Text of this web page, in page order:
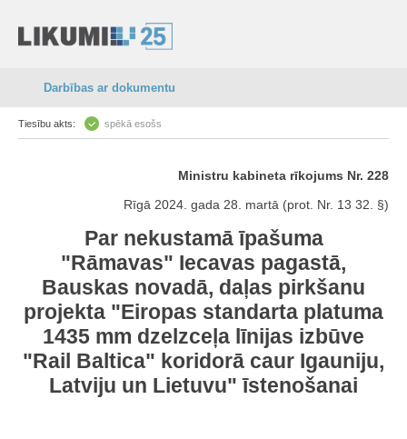
Darbības ar dokumentu
Tiesību akts: spēkā esošs
Ministru kabineta rīkojums Nr. 228
Rīgā 2024. gada 28. martā (prot. Nr. 13 32. §)
Par nekustamā īpašuma
"Rāmavas" Iecavas pagastā,
Bauskas novadā, daļas pirkšanu
projekta "Eiropas standarta platuma
1435 mm dzelzceļa līnijas izbūve
"Rail Baltica" koridorā caur Igauniju,
Latviju un Lietuvu" īstenošanai